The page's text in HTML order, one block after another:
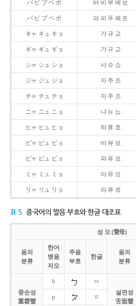
バ ビ ブ ベ ボ 바 비 부 베 보
パ ピ プ ペ ポ 파 피 푸 페 포
キャ キュ キョ 갸 규 교
ギャ ギュ ギョ 갸 규 교
シャ シュ ショ 샤 슈 쇼
ジャ ジュ ジョ 자 주 조
チャ チュ チョ 자 주 조
ニャ ニュ ニョ 냐 뉴 뇨
ヒャ ヒュ ヒョ 햐 휴 효
ビャ ビュ ビョ 뱌 뷰 뵤
ピャ ピュ ピョ 퍄 퓨 표
ミャ ミュ ミョ 먀 뮤 묘
リャ リュ リョ 랴 류 료
표 5 중국어의 발음 부호와 한글 대조표
성 모 (聲母)
음의
분류
한어
병음
자모
주음
부호
한글
음의
분류
중순성
重脣聲
b
ㅂ
설면성
舌面聲
p ㅍ